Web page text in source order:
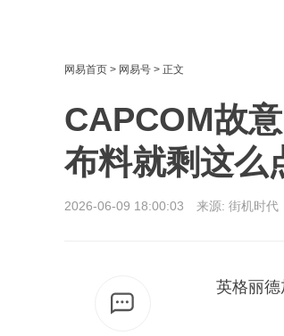
网易首页 > 网易号 > 正文
CAPCOM故
布料就剩这么
2026-06-09 18:00:03 来源: 街机时代
英格丽德